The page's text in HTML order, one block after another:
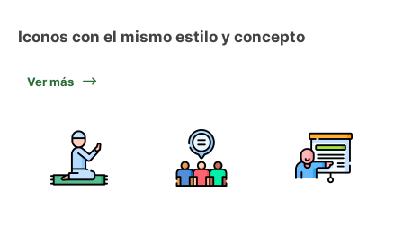
Iconos con el mismo estilo y concepto
Ver más